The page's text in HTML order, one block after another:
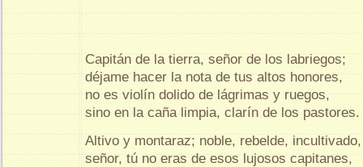
Capitán de la tierra, señor de los labriegos;
déjame hacer la nota de tus altos honores,
no es violín dolido de lágrimas y ruegos,
sino en la caña limpia, clarín de los pastores.
Altivo y montaraz; noble, rebelde, incultivado,
señor, tú no eras de esos lujosos capitanes,